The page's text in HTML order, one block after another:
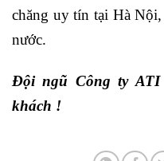
chăng uy tín tại Hà
nước.
Đội ngũ Công ty
khách !